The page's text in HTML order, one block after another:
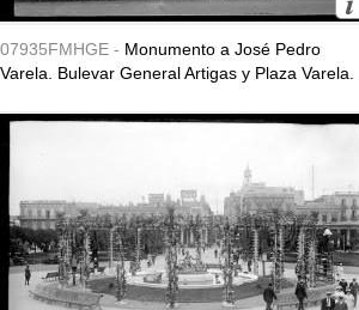
07935FMHGE - Monumento a José Pedro
Varela. Bulevar General Artigas y Plaza Varela.